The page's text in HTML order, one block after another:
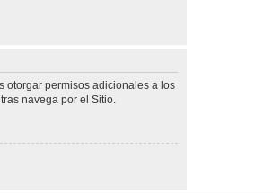
otorgar permisos adicionales a los
navega por el Sitio.